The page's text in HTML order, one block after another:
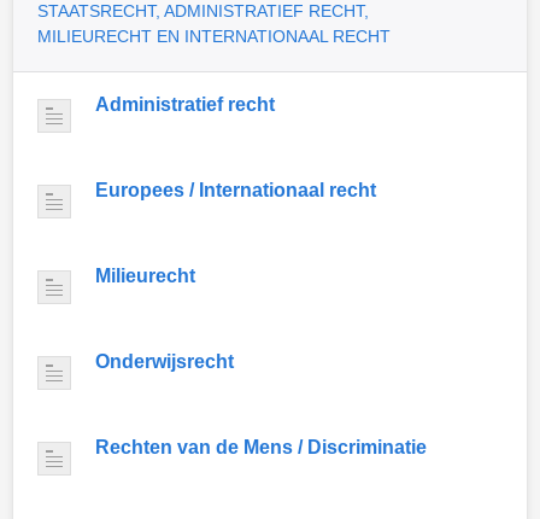
STAATSRECHT, ADMINISTRATIEF RECHT,
MILIEURECHT EN INTERNATIONAAL RECHT
Administratief recht
Europees / Internationaal recht
Milieurecht
Onderwijsrecht
Rechten van de Mens / Discriminatie